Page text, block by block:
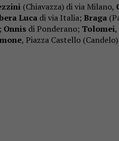
(Chiavazza) di via Milano,
Luca di via Italia; Braga
Onnis di Ponderano; Tolomei
, Piazza Castello